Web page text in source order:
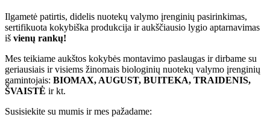
Ilgametė patirtis, didelis nuotekų valymo įrenginių pasirinkimas,
sertifikuota kokybiška produkcija ir aukščiausio lygio aptarnavimas
iš vienų rankų!
Mes teikiame aukštos kokybės montavimo paslaugas ir dirbame su
geriausiais ir visiems žinomais biologinių nuotekų valymo įrenginių
gamintojais: BIOMAX, AUGUST, BUITEKA, TRAIDENIS,
ŠVAISTĖ ir kt.
Susisiekite su mumis ir mes pažadame: